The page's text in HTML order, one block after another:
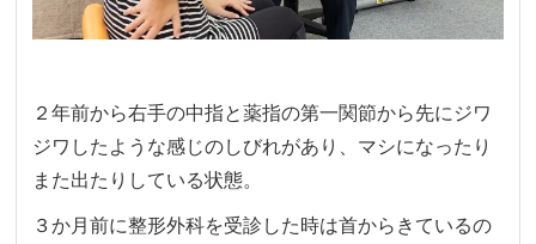
２年前から右手の中指と薬指の第一関節から先にジワ
ジワしたような感じのしびれがあり、マシになったり
また出たりしている状態。
３か月前に整形外科を受診した時は首からきているの